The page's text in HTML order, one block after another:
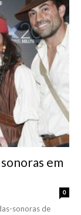
em
0
sonoras de